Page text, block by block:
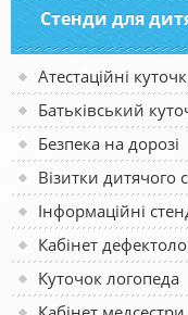
Стенди для
Атестаційні
Батьківський
Безпека на дорозі
Візитки дитячого
Інформаційні
Кабінет
Куточок логопеда